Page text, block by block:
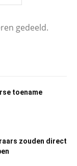
gedeeld.
toename
zouden direct